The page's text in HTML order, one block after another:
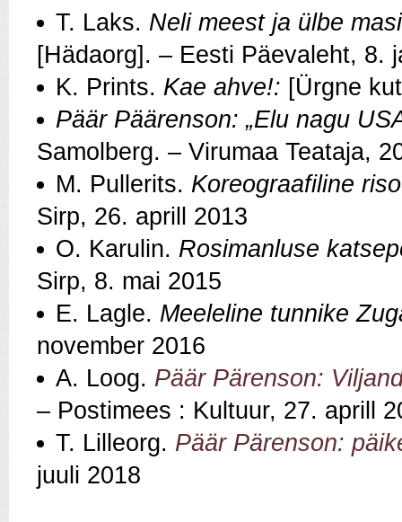
T. Laks. Neli meest ja ülbe
[Hädaorg]. – Eesti Päevaleht, 8.
K. Prints. Kae ahve!: [Ürgne
Päär Päärenson: „Elu nagu
Samolberg. – Virumaa Teataja,
M. Pullerits. Koreograafiline
Sirp, 26. aprill 2013
O. Karulin. Rosimanluse
Sirp, 8. mai 2015
E. Lagle. Meeleline tunnike
november 2016
A. Loog. Päär Pärenson:
– Postimees : Kultuur, 27. aprill
T. Lilleorg. Päär Pärenson:
juuli 2018